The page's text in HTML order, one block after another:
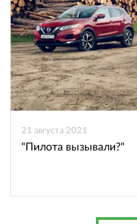
21 августа 2021
"Пилота вызывали?"